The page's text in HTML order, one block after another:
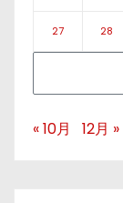
27 28
« 10月 12月 »